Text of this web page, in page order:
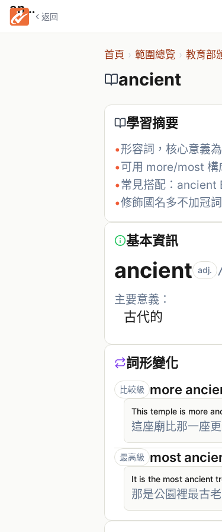
返回
ancient
首頁 › 範圍總覽 › 教育部
ancient
學習摘要
•形容詞，核心意義為
•可用 more/most 構
•常見搭配：
•修飾國名多不加冠
基本資訊
ancient adj.
主要意義：
古代的
詞形變化
比較級 more
This temple is more
這座廟比那一座更
最高級 most
It is the most ancient
那是公園裡最古老